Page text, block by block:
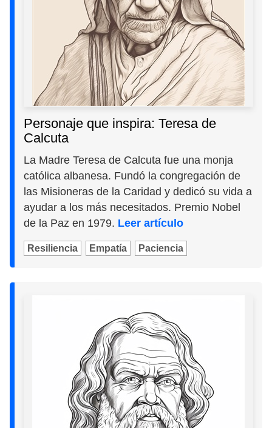
Personaje que inspira: Teresa de
Calcuta
La Madre Teresa de Calcuta fue una monja
católica albanesa. Fundó la congregación de
las Misioneras de la Caridad y dedicó su vida a
ayudar a los más necesitados. Premio Nobel
de la Paz en 1979. Leer artículo
Resiliencia Empatía Paciencia